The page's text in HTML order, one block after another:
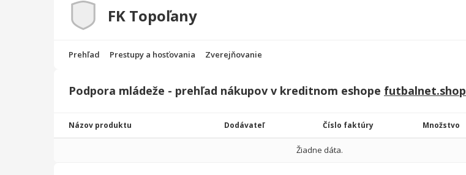
FK Topoľany
Prehľad Prestupy a hosťovania Zverejňovanie
Podpora mládeže - prehľad nákupov v kreditnom eshope futbalnet.shop
Názov produktu Dodávateľ Číslo faktúry Množstvo
Žiadne dáta.